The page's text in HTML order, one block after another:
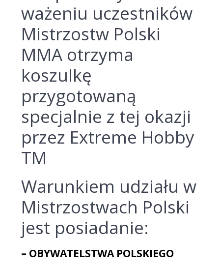
ważeniu uczestników
Mistrzostw Polski
MMA otrzyma
koszulkę
przygotowaną
specjalnie z tej okazji
przez Extreme Hobby
TM
Warunkiem udziału w
Mistrzostwach Polski
jest posiadanie:
– OBYWATELSTWA POLSKIEGO